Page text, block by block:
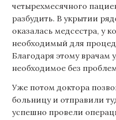
четырехмесячного
разбудить. В укрытии
оказалась медсестра, у
необходимый для
Благодаря этому врачам
необходимое без
Уже потом доктора
больницу и отправили
успешно провели